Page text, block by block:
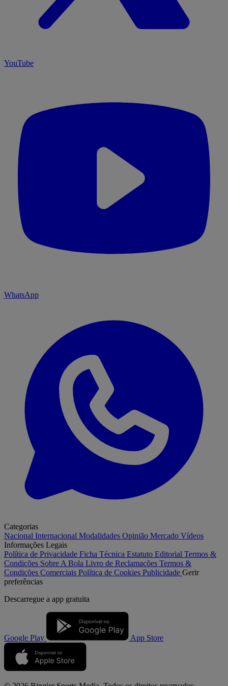
YouTube
WhatsApp
Categorias
Nacional Internacional Modalidades Opinião Mercado Vídeos
Informações Legais
Política de Privacidade Ficha Técnica Estatuto Editorial Termos &
Condições Sobre A Bola Livro de Reclamações Termos &
Condições Comerciais Política de Cookies Publicidade Gerir
preferências
Descarregue a app gratuita
Google Play App Store